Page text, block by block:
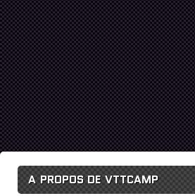
A PROPOS DE VTTCAMP